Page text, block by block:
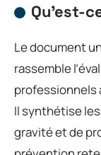
Qu’est-
Le document
rassemble
professionnels
Il synthétise
gravité et de